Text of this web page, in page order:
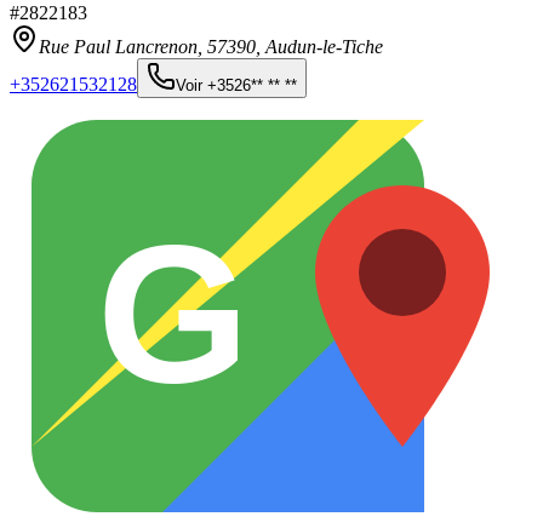
#2822183
Rue Paul Lancrenon, 57390 Audun-le-Tiche
+352621532128
Voir +3526** ** **
G